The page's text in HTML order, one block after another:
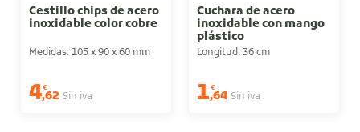
Cestillo chips de acero
inoxidable color cobre
Medidas: 105 x 90 x 60 mm
4€
,62 Sin iva
Cuchara de acero
inoxidable con mango
plástico
Longitud: 36 cm
1€
,64 Sin iva